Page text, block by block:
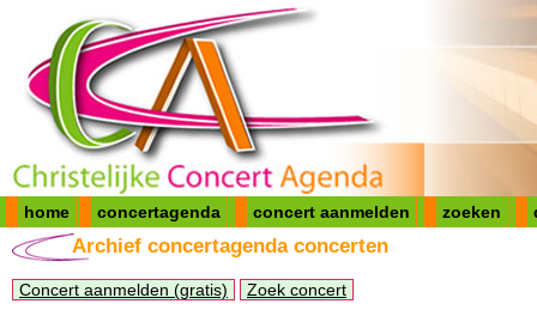
home concertagenda concert aanmelden zoeken
Archief concertagenda concerten
Concert aanmelden (gratis) Zoek concert